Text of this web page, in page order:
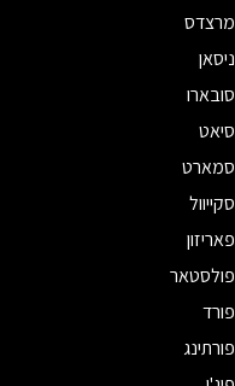
מרצדס
ניסאן
סובארו
סיאט
סמארט
סקייוול
פאריזון
פולסטאר
פורד
פורתינג